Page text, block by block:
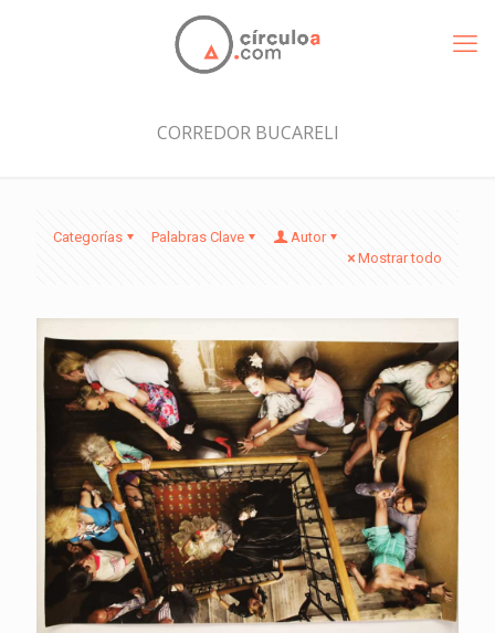
CORREDOR BUCARELI
Categorías Palabras Clave
Autor
Mostrar todo